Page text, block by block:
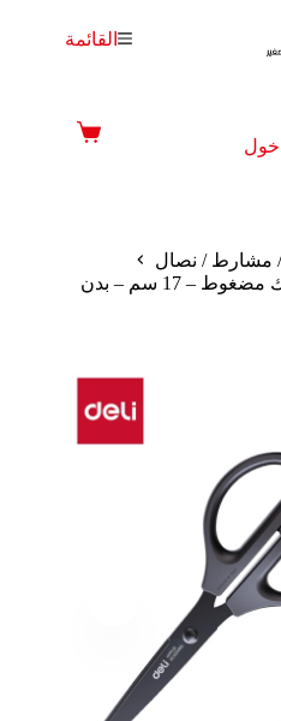
القائمة
عربة
مشارط / نصال
ديلي مقص معدن – مقبض بلاستيك مضغوط – 17 سم – بدن